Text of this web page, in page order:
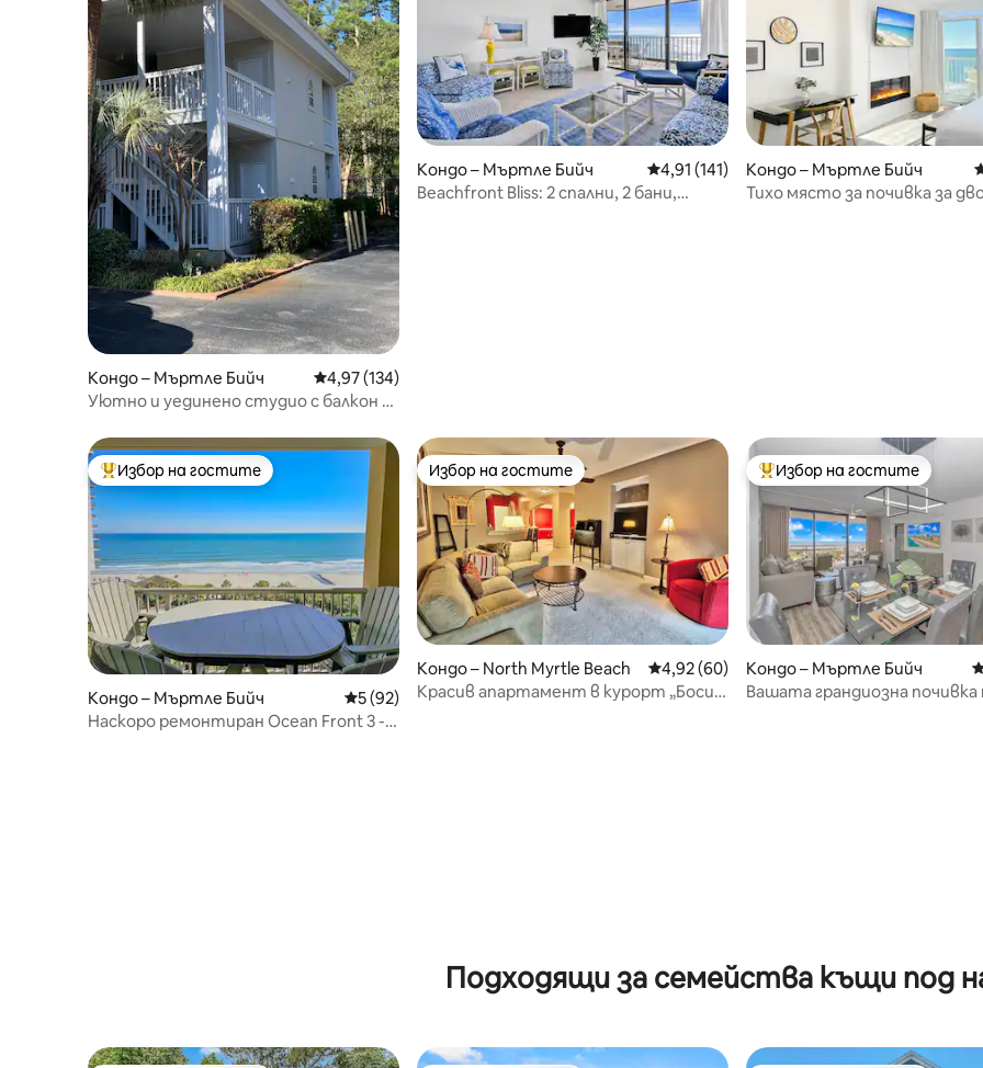
Кондо – Мъртле Бийч Средна оценка: 4,97 от 5, 134 отзива
4,97 (134)
Уютно и уединено студио с балкон за
Кондо – Мъртле Бийч Средна оценка: 4,91 от 5, 141 отзива
4,91 (141)
Beachfront Bliss: 2 спални, 2 бани,
Кондо – Мъртле Бийч
Тихо място за почивка за
Най-популярен избор на гостите
Избор на гостите
Кондо – Мъртле Бийч Средна оценка: 5 от 5, 92 отзива
5 (92)
Наскоро ремонтиран Ocean Front 3 -
Избор на гостите
Избор на гостите
Кондо – North Myrtle Beach Средна оценка: 4,92 от 5, 60 отзива
4,92 (60)
Красив апартамент в курорт „Боси
Най-популярен избор на
Избор на гостите
Кондо – Мъртле Бийч
Вашата грандиозна почивка
Подходящи за семейства къщи под